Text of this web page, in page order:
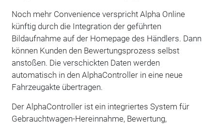
Noch mehr Convenience verspricht Alpha Online
künftig durch die Integration der geführten
Bildaufnahme auf der Homepage des Händlers. Dann
können Kunden den Bewertungsprozess selbst
anstoßen. Die verschickten Daten werden
automatisch in den AlphaController in eine neue
Fahrzeugakte übertragen.
Der AlphaController ist ein integriertes System für
Gebrauchtwagen-Hereinnahme, Bewertung,